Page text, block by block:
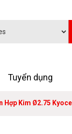
Tuyển dụng
Hợp Kim Ø2.75